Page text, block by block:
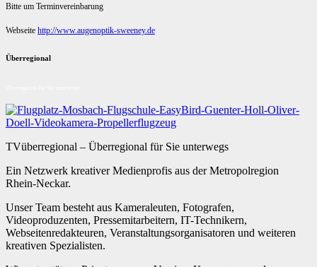
Bitte um Terminvereinbarung
Webseite http://www.augenoptik-sweeney.de
Überregional
TVüberregional – Überregional für Sie unterwegs
Ein Netzwerk kreativer Medienprofis aus der Metropolregion
Rhein-Neckar.
Unser Team besteht aus Kameraleuten, Fotografen,
Videoproduzenten, Pressemitarbeitern, IT-Technikern,
Webseitenredakteuren, Veranstaltungsorganisatoren und weiteren
kreativen Spezialisten.